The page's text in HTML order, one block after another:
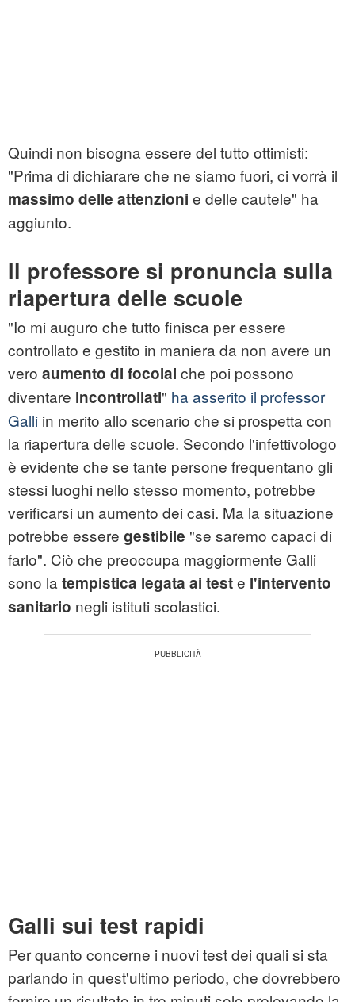
Quindi non bisogna essere del tutto ottimisti:
"Prima di dichiarare che ne siamo fuori, ci vorrà il
massimo delle attenzioni e delle cautele" ha
aggiunto.
Il professore si pronuncia sulla
riapertura delle scuole
"Io mi auguro che tutto finisca per essere
controllato e gestito in maniera da non avere un
vero aumento di focolai che poi possono
diventare incontrollati" ha asserito il professor
Galli in merito allo scenario che si prospetta con
la riapertura delle scuole. Secondo l'infettivologo
è evidente che se tante persone frequentano gli
stessi luoghi nello stesso momento, potrebbe
verificarsi un aumento dei casi. Ma la situazione
potrebbe essere gestibile "se saremo capaci di
farlo". Ciò che preoccupa maggiormente Galli
sono la tempistica legata ai teste l'intervento
sanitario negli istituti scolastici.
Galli sui test rapidi
Per quanto concerne i nuovi test dei quali si sta
parlando in quest'ultimo periodo, che dovrebbero